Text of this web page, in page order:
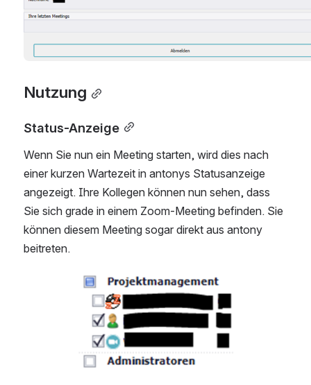
Nutzung
Status-Anzeige
Wenn Sie nun ein Meeting starten, wird dies nach
einer kurzen Wartezeit in antonys Statusanzeige
angezeigt. Ihre Kollegen können nun sehen, dass
Sie sich grade in einem Zoom-Meeting befinden. Sie
können diesem Meeting sogar direkt aus antony
beitreten.
Open